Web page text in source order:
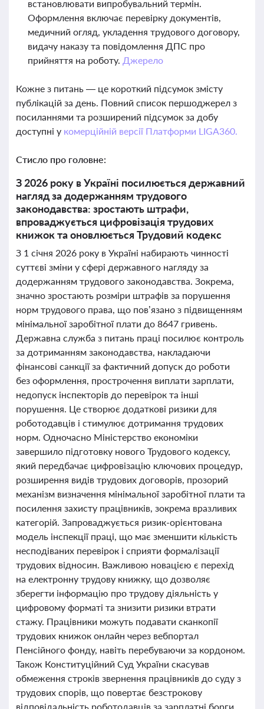
встановлювати випробувальний термін.
Оформлення включає перевірку документів,
медичний огляд, укладення трудового договору,
видачу наказу та повідомлення ДПС про
прийняття на роботу. Джерело
Кожне з питань — це короткий підсумок змісту
публікацій за день. Повний список першоджерел з
посиланнями та розширений підсумок за добу
доступні у комерційній версії Платформи LIGA360.
Стисло про головне:
З 2026 року в Україні посилюється державний
нагляд за додержанням трудового
законодавства: зростають штрафи,
впроваджується цифровізація трудових
книжок та оновлюється Трудовий кодекс
З 1 січня 2026 року в Україні набирають чинності
суттєві зміни у сфері державного нагляду за
додержанням трудового законодавства. Зокрема,
значно зростають розміри штрафів за порушення
норм трудового права, що пов’язано з підвищенням
мінімальної заробітної плати до 8647 гривень.
Державна служба з питань праці посилює контроль
за дотриманням законодавства, накладаючи
фінансові санкції за фактичний допуск до роботи
без оформлення, прострочення виплати зарплати,
недопуск інспекторів до перевірок та інші
порушення. Це створює додаткові ризики для
роботодавців і стимулює дотримання трудових
норм. Одночасно Міністерство економіки
завершило підготовку нового Трудового кодексу,
який передбачає цифровізацію ключових процедур,
розширення видів трудових договорів, прозорий
механізм визначення мінімальної заробітної плати та
посилення захисту працівників, зокрема вразливих
категорій. Запроваджується ризик-орієнтована
модель інспекції праці, що має зменшити кількість
несподіваних перевірок і сприяти формалізації
трудових відносин. Важливою новацією є перехід
на електронну трудову книжку, що дозволяє
зберегти інформацію про трудову діяльність у
цифровому форматі та знизити ризики втрати
стажу. Працівники можуть подавати сканкопії
трудових книжок онлайн через вебпортал
Пенсійного фонду, навіть перебуваючи за кордоном.
Також Конституційний Суд України скасував
обмеження строків звернення працівників до суду з
трудових спорів, що повертає безстрокову
відповідальність роботодавців за зарплатні борги.